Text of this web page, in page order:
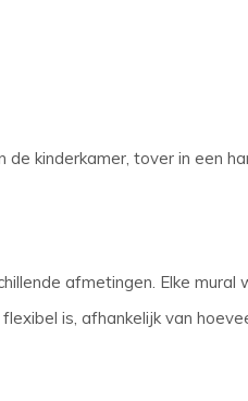
kinderkamer, tover in een
afmetingen. Elke mural
is, afhankelijk van